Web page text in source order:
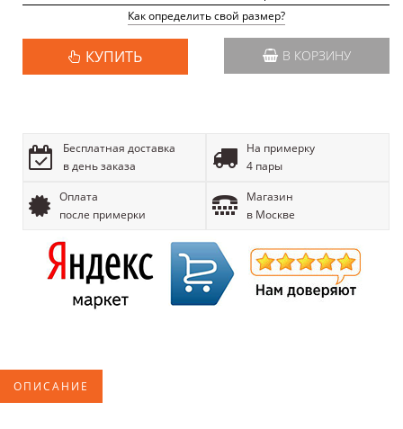
Как определить свой размер?
КУПИТЬ В КОРЗИНУ
Бесплатная доставка
в день заказа
На примерку
4 пары
Оплата
после примерки
Магазин
в Москве
ОПИСАНИЕ